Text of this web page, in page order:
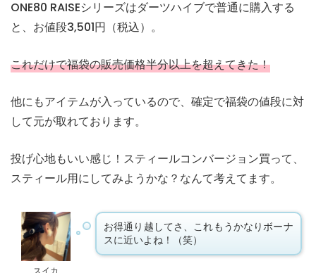
ONE80 RAISEシリーズはダーツハイブで普通に購入する
と、お値段3,501円（税込）。
これだけで福袋の販売価格半分以上を超えてきた！
他にもアイテムが入っているので、確定で福袋の値段に対
して元が取れております。
投げ心地もいい感じ！スティールコンバージョン買って、
スティール用にしてみようかな？なんて考えてます。
スイカ
お得通り越してさ、これもうかなりボーナ
スに近いよね！（笑）